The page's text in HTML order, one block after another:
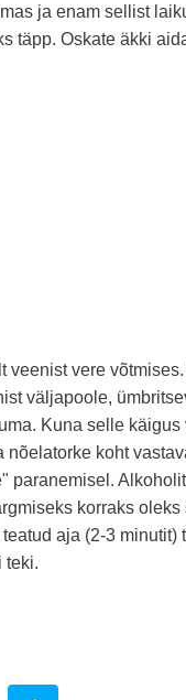
ja enam sellist
täpp. Oskate äkki
veenist vere
väljapoole,
Kuna selle
nõelatorke koht
paranemisel.
korraks
aja (2-3 minutit)
teki.